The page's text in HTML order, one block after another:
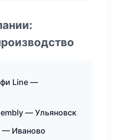
Line —
— Ульяновск
— Иваново